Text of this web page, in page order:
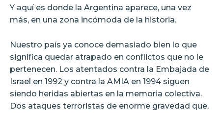
Y aquí es donde la Argentina aparece, una vez
más, en una zona incómoda de la historia.
Nuestro país ya conoce demasiado bien lo que
significa quedar atrapado en conflictos que no le
pertenecen. Los atentados contra la Embajada de
Israel en 1992 y contra la AMIA en 1994 siguen
siendo heridas abiertas en la memoria colectiva.
Dos ataques terroristas de enorme gravedad que,